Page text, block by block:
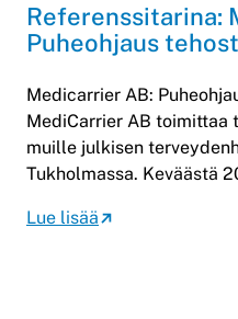
Referenssitarina:
Puheohjaus
Medicarrier AB:
MediCarrier AB toimittaa
muille julkisen
Tukholmassa. Keväästä
Lue lisää